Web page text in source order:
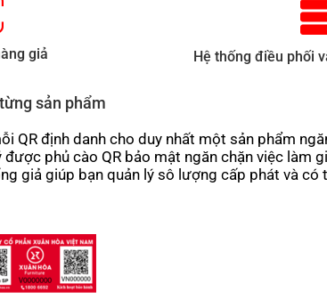
giả Hệ thống điều phối
sản phẩm
QR định danh cho duy nhất một sản phẩm
phủ cào QR bảo mật ngăn chặn việc làm
giả giúp bạn quản lý sô lượng cấp phát và